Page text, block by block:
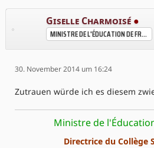
Giselle Charmoisé ●
MINISTRE DE L'ÉDUCATION DE FRÉLANDE
30. November 2014 um 16:24
Zutrauen würde ich es diesem
Ministre de
Directrice du Collège